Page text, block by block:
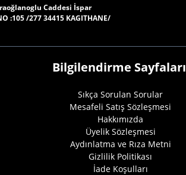
Caddesi İspar
:105 /277 34415 KAGITHANE/
Bilgilendirme Sayfaları
Sıkça Sorulan Sorular
Mesafeli Satış Sözleşmesi
Hakkımızda
Üyelik Sözleşmesi
Aydınlatma ve Rıza Metni
Gizlilik Politikası
İade Koşulları